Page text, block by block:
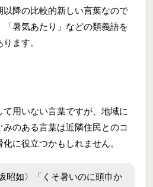
以降の比較的新しい言葉なので
暑気あたり」などの類義語を
ます。
て用いない言葉ですが、地域に
のある言葉は近隣住民とのコ
に役立つかもしれません。
昭如〉「くそ暑いのに頭巾か